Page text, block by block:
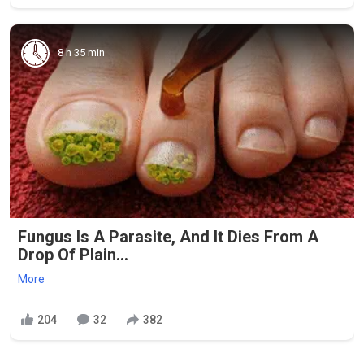
8 h 35 min
Fungus Is A Parasite, And It Dies From A
Drop Of Plain...
More
204 32 382